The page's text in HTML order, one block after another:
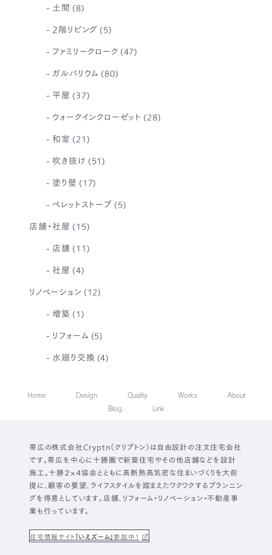
土間 (8)
2階リビング (5)
ファミリークローク (47)
ガルバリウム (80)
平屋 (37)
ウォークインクローゼット (28)
和室 (21)
吹き抜け (51)
塗り壁 (17)
ペレットストーブ (5)
店舗・社屋 (15)
店舗 (11)
社屋 (4)
リノベーション (12)
増築 (1)
リフォーム (5)
水廻り交換 (4)
Home Design Quality Works
About
Blog
Link
帯広の株式会社Cryptn（クリプトン）は自由設計の注文住宅会社
です。帯広を中心に十勝圏で新築住宅やその他店舗などを設計
施工。十勝２×４協会とともに高断熱高気密な住まいづくりを大前
提に、顧客の要望、ライフスタイルを踏まえたワクワクするプランニン
グを得意としています。店舗、リフォーム・リノベーション・不動産事
業も行っています。
住宅情報サイト「いえズーム」参加中！